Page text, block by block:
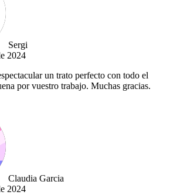
Sergi
2024
un trato perfecto con todo el
por vuestro trabajo. Muchas gracias.
Claudia Garcia
2024